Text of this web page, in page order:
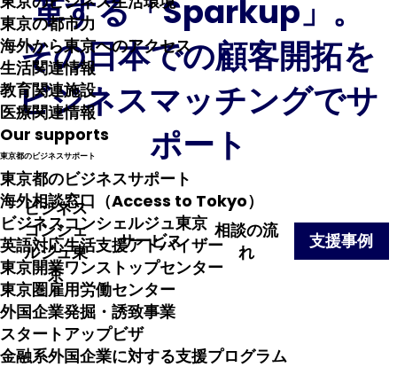
東京の都市力
海外から東京へのアクセス
生活関連情報
教育関連施設
医療関連情報
Our supports
東京都のビジネスサポート
東京都のビジネスサポート
海外相談窓口（Access to Tokyo）
ビジネスコンシェルジュ東京
英語対応生活支援アドバイザー
東京開業ワンストップセンター
東京圏雇用労働センター
外国企業発掘・誘致事業
スタートアップビザ
金融系外国企業に対する支援プログラム
革する「Sparkup」。
その日本での顧客開拓を
ビジネスマッチングでサ
ポート
ビジネス
コンシェ
ルジュ東
京
サービス
相談の流
れ
支援事例